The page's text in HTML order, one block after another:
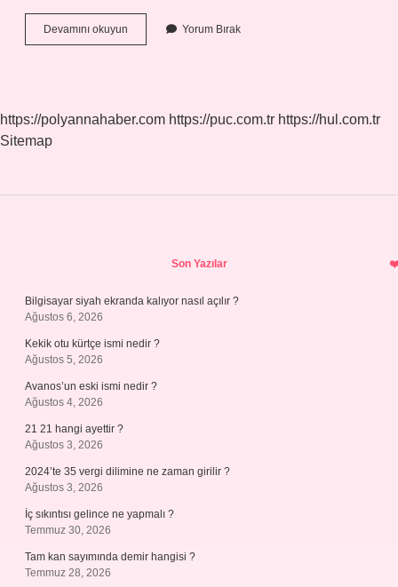
Devamını okuyun
Ritmi
Yorum Bırak
https://polyannahaber.com https://puc.com.tr https://hul.com.tr
Sitemap
Son Yazılar
Bilgisayar siyah ekranda kalıyor nasıl açılır ?
Ağustos 6, 2026
Kekik otu kürtçe ismi nedir ?
Ağustos 5, 2026
Avanos’un eski ismi nedir ?
Ağustos 4, 2026
21 21 hangi ayettir ?
Ağustos 3, 2026
2024’te 35 vergi dilimine ne zaman girilir ?
Ağustos 3, 2026
İç sıkıntısı gelince ne yapmalı ?
Temmuz 30, 2026
Tam kan sayımında demir hangisi ?
Temmuz 28, 2026